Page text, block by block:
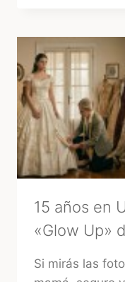
CÓMO
ELEGIR
LA
MEJOR
15 años en
«Glow Up»
Si mirás las